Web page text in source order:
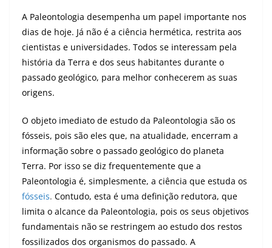
A Paleontologia desempenha um papel importante nos
dias de hoje. Já não é a ciência hermética, restrita aos
cientistas e universidades. Todos se interessam pela
história da Terra e dos seus habitantes durante o
passado geológico, para melhor conhecerem as suas
origens.
O objeto imediato de estudo da Paleontologia são os
fósseis, pois são eles que, na atualidade, encerram a
informação sobre o passado geológico do planeta
Terra. Por isso se diz frequentemente que a
Paleontologia é, simplesmente, a ciência que estuda os
fósseis. Contudo, esta é uma definição redutora, que
limita o alcance da Paleontologia, pois os seus objetivos
fundamentais não se restringem ao estudo dos restos
fossilizados dos organismos do passado. A